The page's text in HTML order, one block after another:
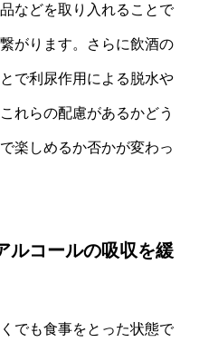
などを取り入れることで
がります。さらに飲酒の
で利尿作用による脱水や
れらの配慮があるかどう
楽しめるか否かが変わっ
ルコールの吸収を緩
でも食事をとった状態で